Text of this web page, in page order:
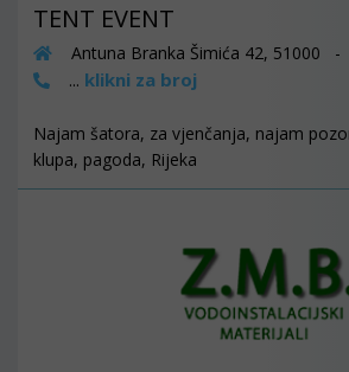
TENT EVENT
Antuna Branka Šimića 42, 51000
... klikni za broj
Najam šatora, za vjenčanja, najam
klupa, pagoda, Rijeka